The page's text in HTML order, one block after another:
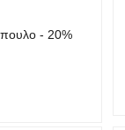
- 20%